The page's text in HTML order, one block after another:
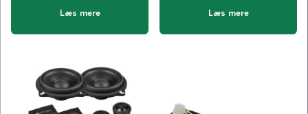
Læs mere Læs mere